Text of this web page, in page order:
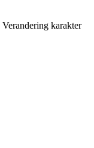
Verandering karakter